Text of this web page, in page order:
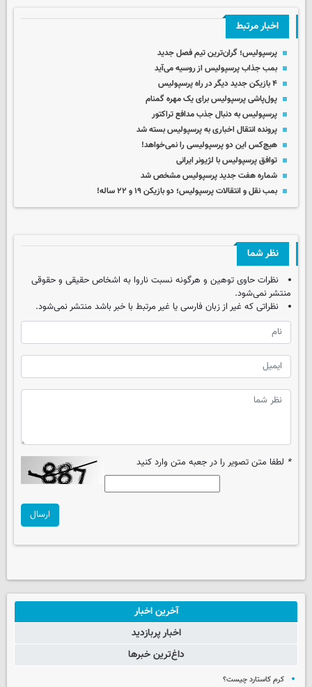
اخبار مرتبط
پرسپولیس؛ گران‌ترین تیم فصل جدید
بمب جذاب پرسپولیس از روسیه می‌آید
۴ بازیکن جدید دیگر در راه پرسپولیس
پول‌پاشی پرسپولیس برای یک مهره گمنام
پرسپولیس به دنبال جذب مدافع تراکتور
پرونده انتقال اخباری به پرسپولیس بسته شد
هیچ‌کس این دو پرسپولیسی را نمی‌خواهد!
توافق پرسپولیس با لژیونر ایرانی
شماره هفت جدید پرسپولیس مشخص شد
بمب نقل و انتقالات پرسپولیس؛ دو بازیکن ۱۹ و ۲۲ ساله!
نظر شما
نظرات حاوی توهین و هرگونه نسبت ناروا به اشخاص حقیقی و حقوقی
منتشر نمی‌شود.
نظراتی که غیر از زبان فارسی یا غیر مرتبط با خبر باشد منتشر نمی‌شود.
* لطفا متن تصویر را در جعبه متن وارد کنید
ارسال
آخرین اخبار
اخبار پربازدید
داغ‌ترین خبرها
کرم کاستارد چیست؟